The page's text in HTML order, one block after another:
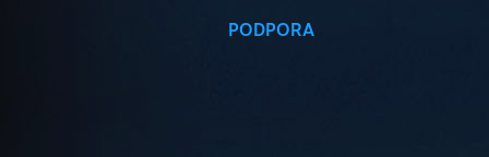
PODPORA